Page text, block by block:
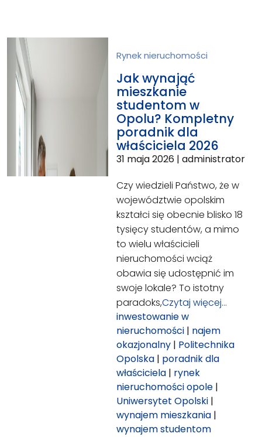
Rynek nieruchomości
Jak wynająć
mieszkanie
studentom w
Opolu? Kompletny
poradnik dla
właściciela 2026
31 maja 2026| administrator
Czy wiedzieli Państwo, że w
województwie opolskim
kształci się obecnie blisko 18
tysięcy studentów, a mimo
to wielu właścicieli
nieruchomości wciąż
obawia się udostępnić im
swoje lokale? To istotny
paradoks,Czytaj więcej…
inwestowanie w
nieruchomości| najem
okazjonalny| Politechnika
Opolska| poradnik dla
właściciela| rynek
nieruchomości opole|
Uniwersytet Opolski|
wynajem mieszkania|
wynajem studentom